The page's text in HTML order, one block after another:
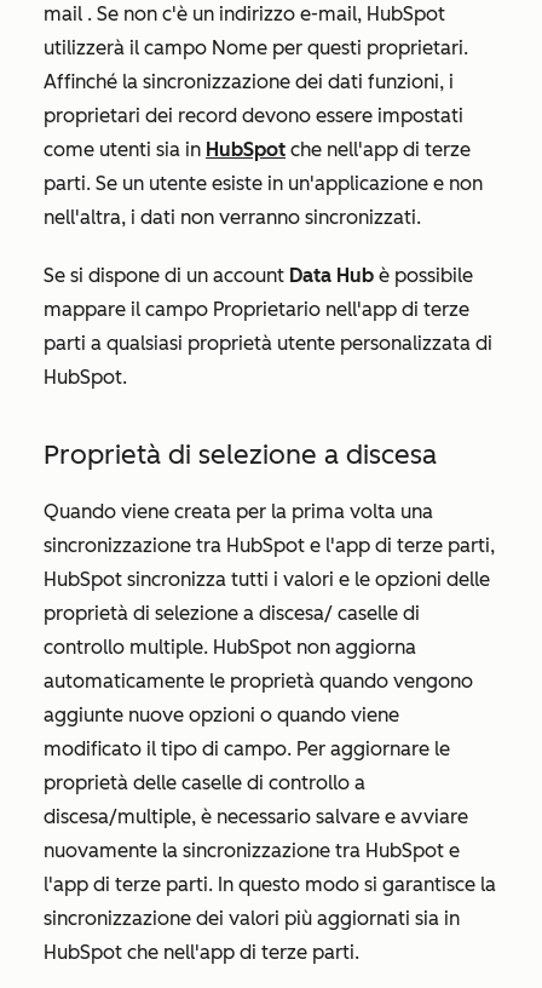
mail . Se non c'è un indirizzo e-mail, HubSpot
utilizzerà il campo Nome per questi proprietari.
Affinché la sincronizzazione dei dati funzioni, i
proprietari dei record devono essere impostati
come utenti sia in HubSpot che nell'app di terze
parti. Se un utente esiste in un'applicazione e non
nell'altra, i dati non verranno sincronizzati.
Se si dispone di un account Data Hub è possibile
mappare il campo Proprietario nell'app di terze
parti a qualsiasi proprietà utente personalizzata di
HubSpot.
Proprietà di selezione a discesa
Quando viene creata per la prima volta una
sincronizzazione tra HubSpot e l'app di terze parti,
HubSpot sincronizza tutti i valori e le opzioni delle
proprietà di selezione a discesa/ caselle di
controllo multiple. HubSpot non aggiorna
automaticamente le proprietà quando vengono
aggiunte nuove opzioni o quando viene
modificato il tipo di campo. Per aggiornare le
proprietà delle caselle di controllo a
discesa/multiple, è necessario salvare e avviare
nuovamente la sincronizzazione tra HubSpot e
l'app di terze parti. In questo modo si garantisce la
sincronizzazione dei valori più aggiornati sia in
HubSpot che nell'app di terze parti.